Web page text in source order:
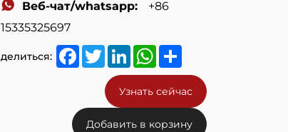
Веб-чат/whatsapp:
+86
15335325697
делиться: Facebook
TwitterLinkedInWhatsApp
Share
Узнать сейчас
Добавить в корзину